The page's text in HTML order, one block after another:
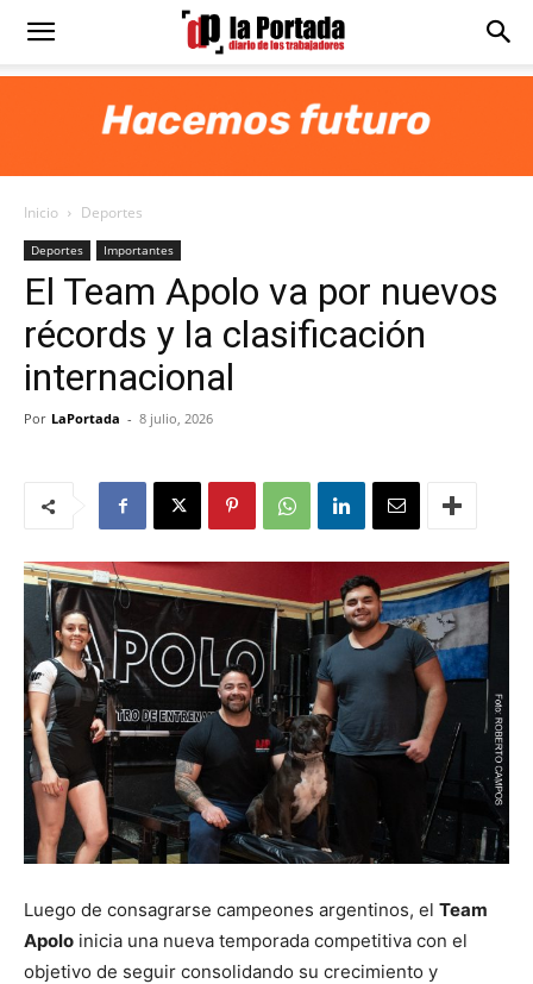
Diario
Portada
Inicio Deportes
Deportes Importantes
El Team Apolo va por nuevos
récords y la clasificación
internacional
Por LaPortada - 8 julio, 2026
Luego de consagrarse campeones argentinos, el Team
Apolo inicia una nueva temporada competitiva con el
objetivo de seguir consolidando su crecimiento y